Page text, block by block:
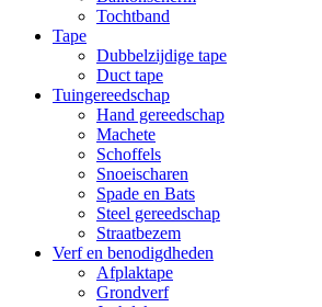
Tochtband
Tape
Dubbelzijdige tape
Duct tape
Tuingereedschap
Hand gereedschap
Machete
Schoffels
Snoeischaren
Spade en Bats
Steel gereedschap
Straatbezem
Verf en benodigdheden
Afplaktape
Grondverf